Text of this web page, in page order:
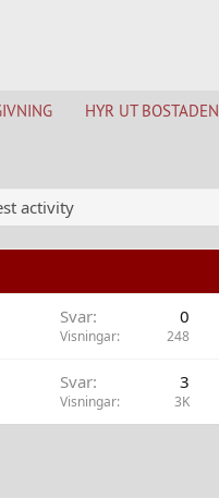
HYR UT BOSTADEN
activity
Svar 0
Visningar 248
Svar 3
Visningar 3K